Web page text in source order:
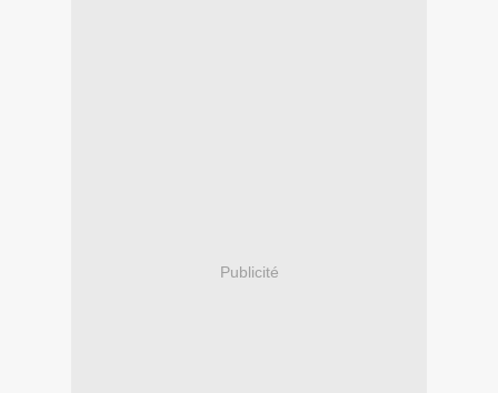
Publicité